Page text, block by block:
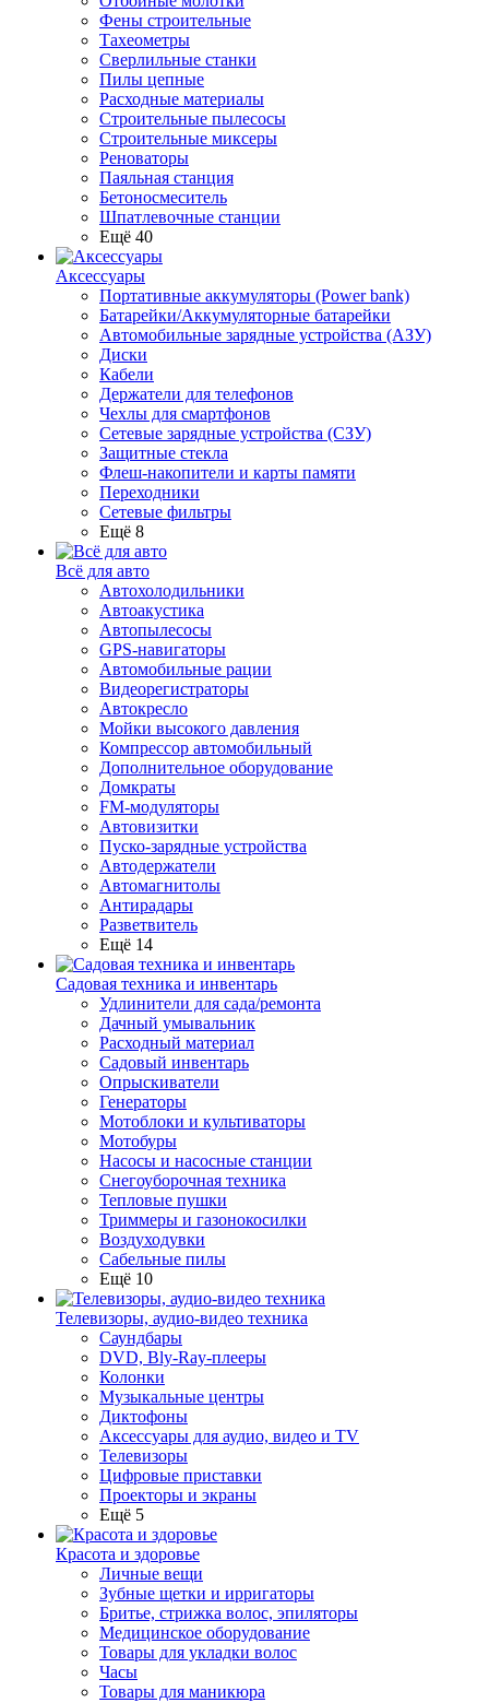
Фены строительные
Тахеометры
Сверлильные станки
Пилы цепные
Расходные материалы
Строительные пылесосы
Строительные миксеры
Реноваторы
Паяльная станция
Бетоносмеситель
Шпатлевочные станции
Ещё 40
Аксессуары
Портативные аккумуляторы (Power bank)
Батарейки/Аккумуляторные батарейки
Автомобильные зарядные устройства (АЗУ)
Диски
Кабели
Держатели для телефонов
Чехлы для смартфонов
Сетевые зарядные устройства (СЗУ)
Защитные стекла
Флеш-накопители и карты памяти
Переходники
Сетевые фильтры
Ещё 8
Всё для авто
Автохолодильники
Автоакустика
Автопылесосы
GPS-навигаторы
Автомобильные рации
Видеорегистраторы
Автокресло
Мойки высокого давления
Компрессор автомобильный
Дополнительное оборудование
Домкраты
FM-модуляторы
Автовизитки
Пуско-зарядные устройства
Автодержатели
Автомагнитолы
Антирадары
Разветвитель
Ещё 14
Садовая техника и инвентарь
Удлинители для сада/ремонта
Дачный умывальник
Расходный материал
Садовый инвентарь
Опрыскиватели
Генераторы
Мотоблоки и культиваторы
Мотобуры
Насосы и насосные станции
Снегоуборочная техника
Тепловые пушки
Триммеры и газонокосилки
Воздуходувки
Сабельные пилы
Ещё 10
Телевизоры, аудио-видео техника
Саундбары
DVD, Bly-Ray-плееры
Колонки
Музыкальные центры
Диктофоны
Аксессуары для аудио, видео и TV
Телевизоры
Цифровые приставки
Проекторы и экраны
Ещё 5
Красота и здоровье
Личные вещи
Зубные щетки и ирригаторы
Бритье, стрижка волос, эпиляторы
Медицинское оборудование
Товары для укладки волос
Часы
Товары для маникюра